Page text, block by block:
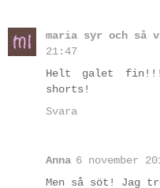
maria syr och så
21:47
Helt galet
shorts!
Svara
Anna 6 november
Men så söt! Jag